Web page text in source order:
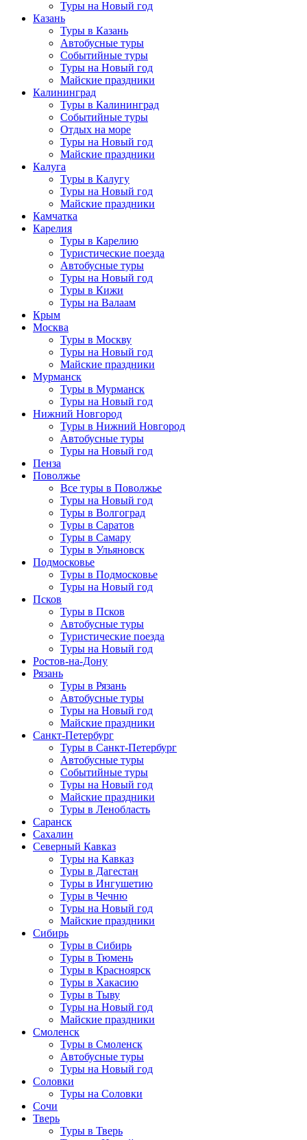
Туры на Новый год
Казань
Туры в Казань
Автобусные туры
Событийные туры
Туры на Новый год
Майские праздники
Калининград
Туры в Калининград
Событийные туры
Отдых на море
Туры на Новый год
Майские праздники
Калуга
Туры в Калугу
Туры на Новый год
Майские праздники
Камчатка
Карелия
Туры в Карелию
Туристические поезда
Автобусные туры
Туры на Новый год
Туры в Кижи
Туры на Валаам
Крым
Москва
Туры в Москву
Туры на Новый год
Майские праздники
Мурманск
Туры в Мурманск
Туры на Новый год
Нижний Новгород
Туры в Нижний Новгород
Автобусные туры
Туры на Новый год
Пенза
Поволжье
Все туры в Поволжье
Туры на Новый год
Туры в Волгоград
Туры в Саратов
Туры в Самару
Туры в Ульяновск
Подмосковье
Туры в Подмосковье
Туры на Новый год
Псков
Туры в Псков
Автобусные туры
Туристические поезда
Туры на Новый год
Ростов-на-Дону
Рязань
Туры в Рязань
Автобусные туры
Туры на Новый год
Майские праздники
Санкт-Петербург
Туры в Санкт-Петербург
Автобусные туры
Событийные туры
Туры на Новый год
Майские праздники
Туры в Ленобласть
Саранск
Сахалин
Северный Кавказ
Туры на Кавказ
Туры в Дагестан
Туры в Ингушетию
Туры в Чечню
Туры на Новый год
Майские праздники
Сибирь
Туры в Сибирь
Туры в Тюмень
Туры в Красноярск
Туры в Хакасию
Туры в Тыву
Туры на Новый год
Майские праздники
Смоленск
Туры в Смоленск
Автобусные туры
Туры на Новый год
Соловки
Туры на Соловки
Сочи
Тверь
Туры в Тверь